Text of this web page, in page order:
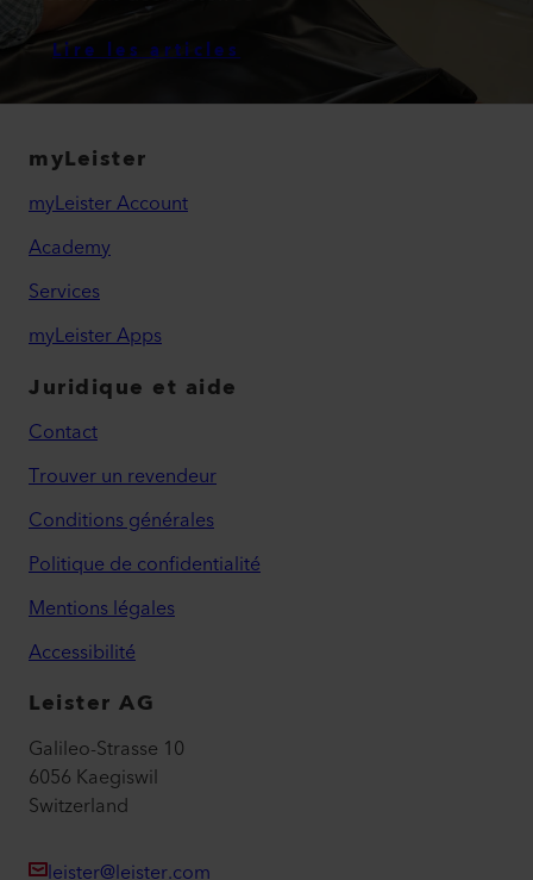
Lire les articles
myLeister
myLeister Account
Academy
Services
myLeister Apps
Juridique et aide
Contact
Trouver un revendeur
Conditions générales
Politique de confidentialité
Mentions légales
Accessibilité
Leister AG
Galileo-Strasse 10
6056 Kaegiswil
Switzerland
leister@leister.com